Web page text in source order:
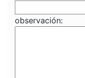
observación: